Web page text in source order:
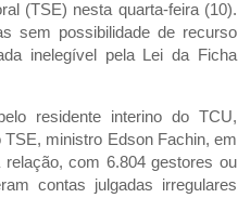
(TSE) nesta quarta-feira (10).
sem possibilidade de recurso
inelegível pela Lei da Ficha
residente interino do TCU,
ministro Edson Fachin, em
com 6.804 gestores ou
contas julgadas irregulares